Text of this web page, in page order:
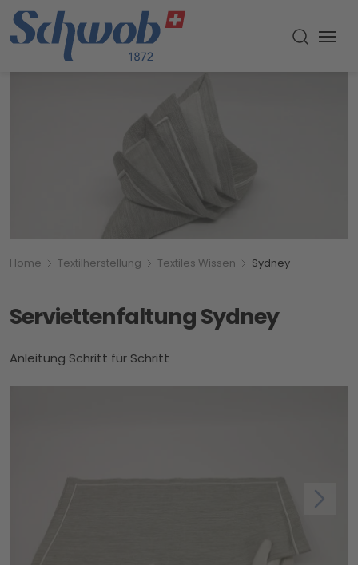
Menu
Breadcrumbnavigation
Sie befinden sich hier:
Home Textilherstellung Textiles Wissen Sydney
Serviettenfaltung Sydney
Anleitung Schritt für Schritt